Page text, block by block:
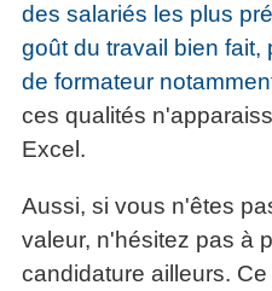
des salariés les plus
goût du travail bien fait,
de formateur
ces qualités
Excel.
Aussi, si vous n'êtes
valeur, n'hésitez pas à
candidature ailleurs.